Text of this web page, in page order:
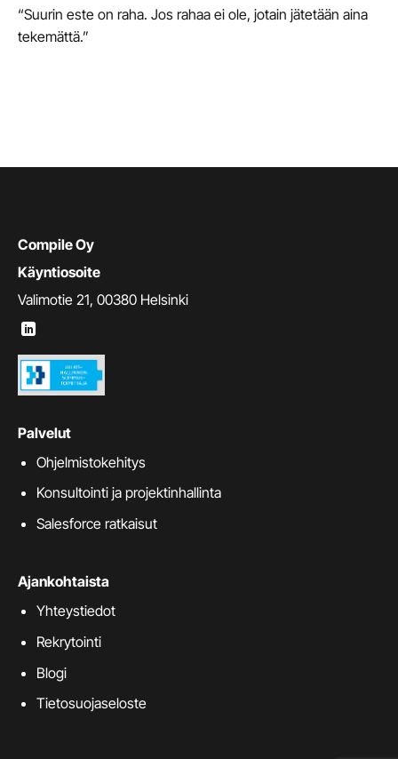
“Suurin este on raha. Jos rahaa ei ole, jotain jätetään aina
tekemättä.”
Compile Oy
Käyntiosoite
Valimotie 21, 00380 Helsinki
Palvelut
Ohjelmistokehitys
Konsultointi ja projektinhallinta
Salesforce ratkaisut
Ajankohtaista
Yhteystiedot
Rekrytointi
Blogi
Tietosuojaseloste